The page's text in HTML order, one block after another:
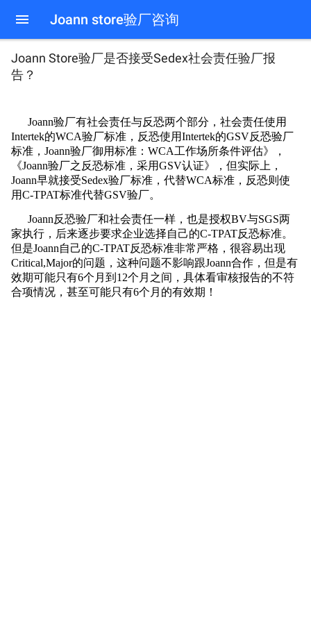
Joann store验厂咨询
Joann Store验厂是否接受Sedex社会责任验厂报
告？
Joann验厂有社会责任与反恐两个部分，社会责任使用
Intertek的WCA验厂标准，反恐使用Intertek的GSV反恐验厂
标准，Joann验厂御用标准：WCA工作场所条件评估》，
《Joann验厂之反恐标准，采用GSV认证》，但实际上，
Joann早就接受Sedex验厂标准，代替WCA标准，反恐则使
用C-TPAT标准代替GSV验厂。
Joann反恐验厂和社会责任一样，也是授权BV与SGS两
家执行，后来逐步要求企业选择自己的C-TPAT反恐标准。
但是Joann自己的C-TPAT反恐标准非常严格，很容易出现
Critical,Major的问题，这种问题不影响跟Joann合作，但是有
效期可能只有6个月到12个月之间，具体看审核报告的不符
合项情况，甚至可能只有6个月的有效期！